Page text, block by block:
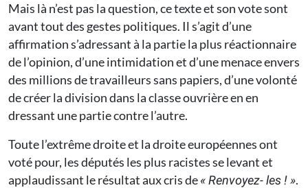
Mais là n’est pas la question, ce texte et son vote sont
avant tout des gestes politiques. Il s’agit d’une
affirmation s’adressant à la partie la plus réactionnaire
de l’opinion, d’une intimidation et d’une menace envers
des millions de travailleurs sans papiers, d’une volonté
de créer la division dans la classe ouvrière en en
dressant une partie contre l’autre.
Toute l’extrême droite et la droite européennes ont
voté pour, les députés les plus racistes se levant et
applaudissant le résultat aux cris de« Renvoyez- les ! ».